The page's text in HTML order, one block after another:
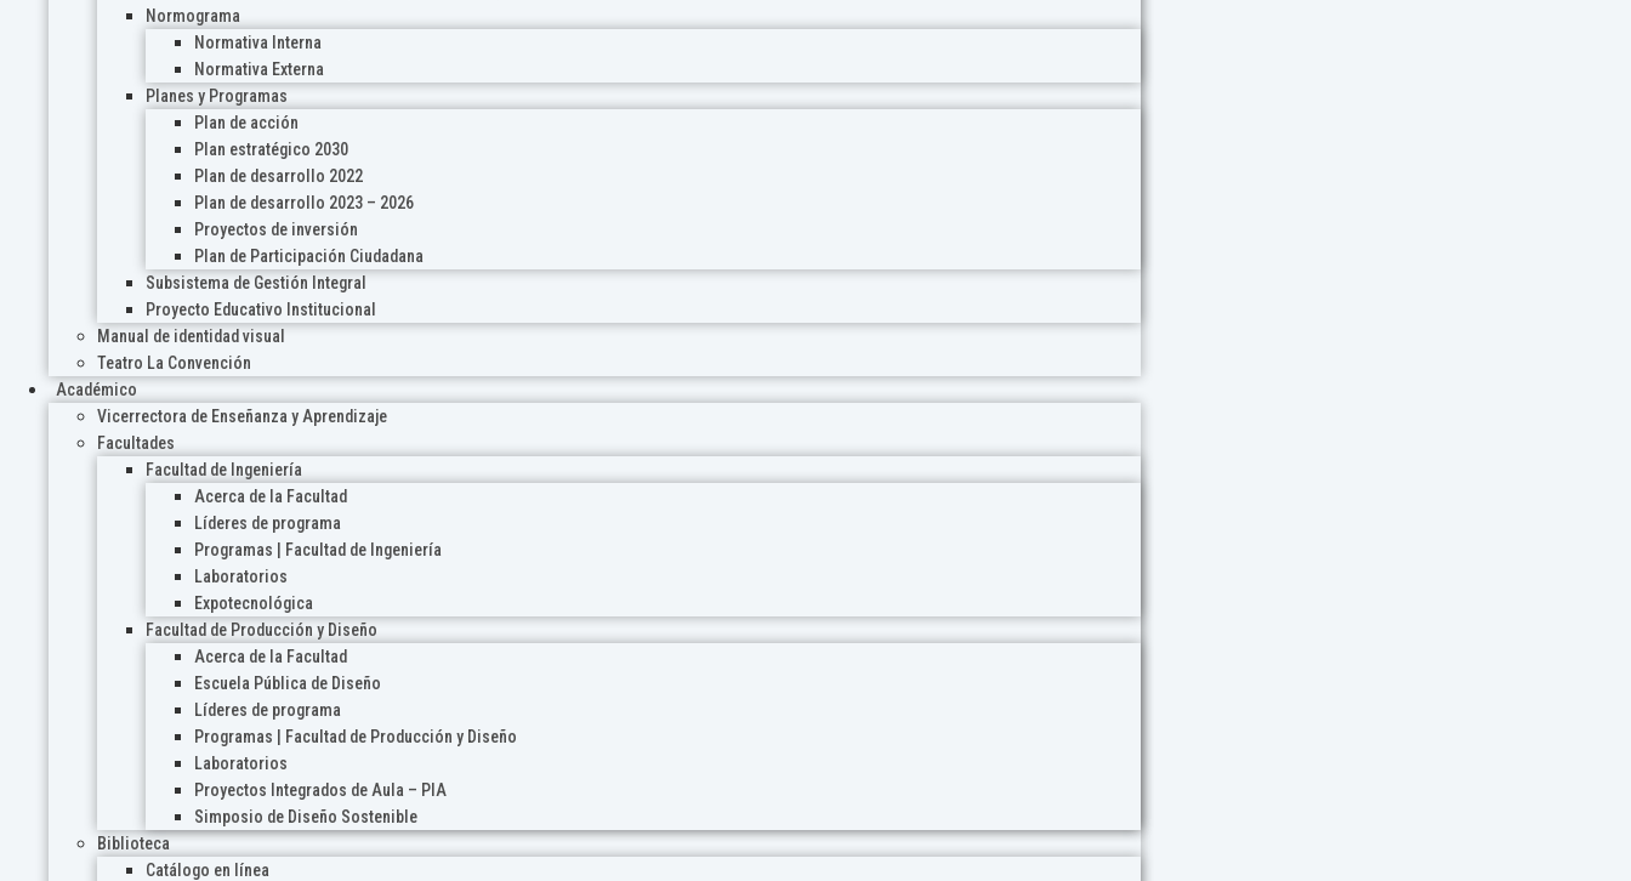
Normograma
Normativa Interna
Normativa Externa
Planes y Programas
Plan de acción
Plan estratégico 2030
Plan de desarrollo 2022
Plan de desarrollo 2023 – 2026
Proyectos de inversión
Plan de Participación Ciudadana
Subsistema de Gestión Integral
Proyecto Educativo Institucional
Manual de identidad visual
Teatro La Convención
Académico
Vicerrectora de Enseñanza y Aprendizaje
Facultades
Facultad de Ingeniería
Acerca de la Facultad
Líderes de programa
Programas | Facultad de Ingeniería
Laboratorios
Expotecnológica
Facultad de Producción y Diseño
Acerca de la Facultad
Escuela Pública de Diseño
Líderes de programa
Programas | Facultad de Producción y Diseño
Laboratorios
Proyectos Integrados de Aula – PIA
Simposio de Diseño Sostenible
Biblioteca
Catálogo en línea